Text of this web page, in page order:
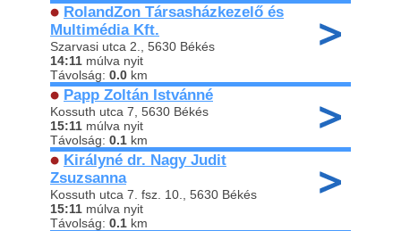
RolandZon Társasházkezelő és
Multimédia Kft.
Szarvasi utca 2., 5630 Békés
14:11 múlva nyit
Távolság: 0.0 km
Papp Zoltán Istvánné
Kossuth utca 7, 5630 Békés
15:11 múlva nyit
Távolság: 0.1 km
Királyné dr. Nagy Judit
Zsuzsanna
Kossuth utca 7. fsz. 10., 5630 Békés
15:11 múlva nyit
Távolság: 0.1 km